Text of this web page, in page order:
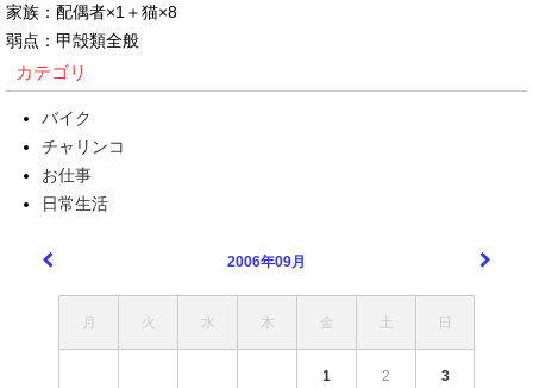
家族：配偶者×1＋猫×8
弱点：甲殻類全般
カテゴリ
バイク
チャリンコ
お仕事
日常生活
2006年09月
月 火 水 木 金 土 日
1 2 3